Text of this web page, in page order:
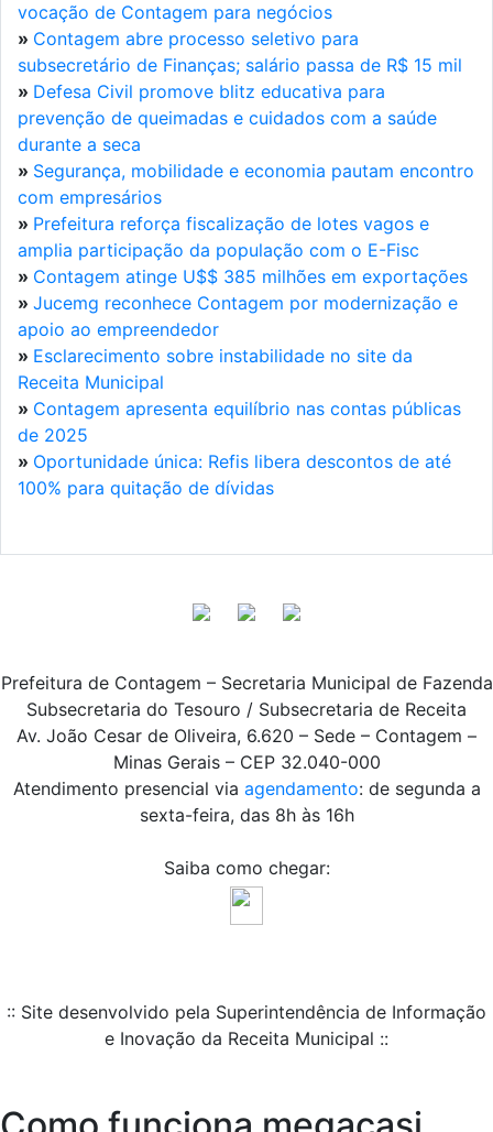
vocação de Contagem para negócios
» Contagem abre processo seletivo para
subsecretário de Finanças; salário passa de R$ 15 mil
» Defesa Civil promove blitz educativa para
prevenção de queimadas e cuidados com a saúde
durante a seca
» Segurança, mobilidade e economia pautam encontro
com empresários
» Prefeitura reforça fiscalização de lotes vagos e
amplia participação da população com o E-Fisc
» Contagem atinge U$$ 385 milhões em exportações
» Jucemg reconhece Contagem por modernização e
apoio ao empreendedor
» Esclarecimento sobre instabilidade no site da
Receita Municipal
» Contagem apresenta equilíbrio nas contas públicas
de 2025
» Oportunidade única: Refis libera descontos de até
100% para quitação de dívidas
Prefeitura de Contagem – Secretaria Municipal de Fazenda
Subsecretaria do Tesouro / Subsecretaria de Receita
Av. João Cesar de Oliveira, 6.620 – Sede – Contagem –
Minas Gerais – CEP 32.040-000
Atendimento presencial via agendamento: de segunda a
sexta-feira, das 8h às 16h
Saiba como chegar:
:: Site desenvolvido pela Superintendência de Informação
e Inovação da Receita Municipal ::